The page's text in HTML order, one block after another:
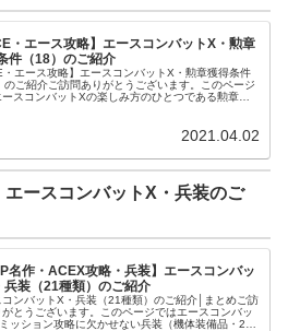
・エース攻略】エースコンバットX・勲章
件（18）のご紹介
・エース攻略】エースコンバットX・勲章獲得条件
のご紹介ご訪問ありがとうございます。このページ
ースコンバットXの楽しみ方のひとつである勲章
2021.04.02
エースコンバットX・兵装のご
名作・ACEX攻略・兵装】エースコンバッ
兵装（21種類）のご紹介
コンバットX・兵装（21種類）のご紹介│まとめご訪
がとうございます。このページではエースコンバッ
ッション攻略に欠かせない兵装（機体装備品・21